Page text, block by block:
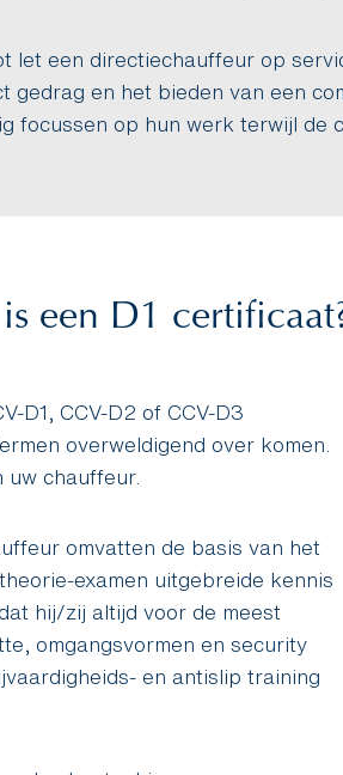
let een directiechauffeur op
gedrag en het bieden van een
focussen op hun werk terwijl de
een D1
D1, CCV-D2 of CCV-D3
overweldigend over komen.
uw chauffeur.
omvatten de basis van het
examen uitgebreide kennis
hij/zij altijd voor de meest
omgangsvormen en security
en antislip training